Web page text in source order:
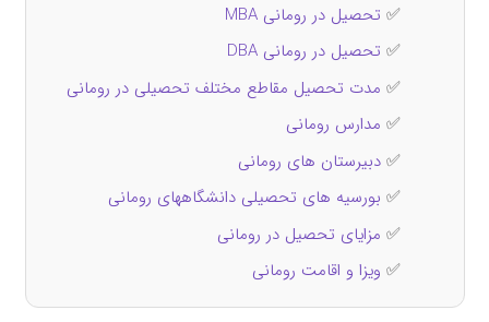
✅ تحصیل در رومانی MBA
✅ تحصیل در رومانی DBA
✅ مدت تحصیل مقاطع مختلف تحصیلی در رومانی
✅ مدارس رومانی
✅ دبیرستان های رومانی
✅ بورسیه های تحصیلی دانشگاههای رومانی
✅ مزایای تحصیل در رومانی
✅ ویزا و اقامت رومانی